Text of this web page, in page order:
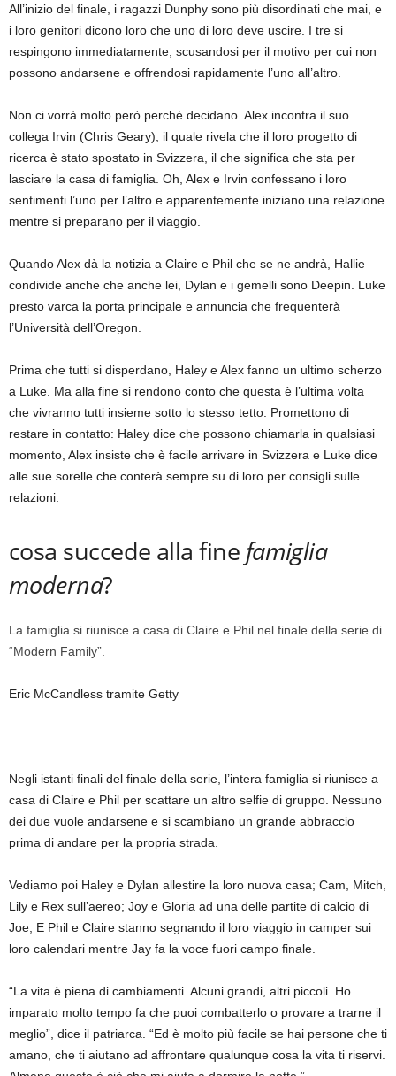
All’inizio del finale, i ragazzi Dunphy sono più disordinati che mai, e
i loro genitori dicono loro che uno di loro deve uscire. I tre si
respingono immediatamente, scusandosi per il motivo per cui non
possono andarsene e offrendosi rapidamente l’uno all’altro.
Non ci vorrà molto però perché decidano. Alex incontra il suo
collega Irvin (Chris Geary), il quale rivela che il loro progetto di
ricerca è stato spostato in Svizzera, il che significa che sta per
lasciare la casa di famiglia. Oh, Alex e Irvin confessano i loro
sentimenti l’uno per l’altro e apparentemente iniziano una relazione
mentre si preparano per il viaggio.
Quando Alex dà la notizia a Claire e Phil che se ne andrà, Hallie
condivide anche che anche lei, Dylan e i gemelli sono Deepin. Luke
presto varca la porta principale e annuncia che frequenterà
l’Università dell’Oregon.
Prima che tutti si disperdano, Haley e Alex fanno un ultimo scherzo
a Luke. Ma alla fine si rendono conto che questa è l’ultima volta
che vivranno tutti insieme sotto lo stesso tetto. Promettono di
restare in contatto: Haley dice che possono chiamarla in qualsiasi
momento, Alex insiste che è facile arrivare in Svizzera e Luke dice
alle sue sorelle che conterà sempre su di loro per consigli sulle
relazioni.
cosa succede alla fine famiglia
moderna?
La famiglia si riunisce a casa di Claire e Phil nel finale della serie di
“Modern Family”.
Eric McCandless tramite Getty
Negli istanti finali del finale della serie, l’intera famiglia si riunisce a
casa di Claire e Phil per scattare un altro selfie di gruppo. Nessuno
dei due vuole andarsene e si scambiano un grande abbraccio
prima di andare per la propria strada.
Vediamo poi Haley e Dylan allestire la loro nuova casa; Cam, Mitch,
Lily e Rex sull’aereo; Joy e Gloria ad una delle partite di calcio di
Joe; E Phil e Claire stanno segnando il loro viaggio in camper sui
loro calendari mentre Jay fa la voce fuori campo finale.
“La vita è piena di cambiamenti. Alcuni grandi, altri piccoli. Ho
imparato molto tempo fa che puoi combatterlo o provare a trarne il
meglio”, dice il patriarca. “Ed è molto più facile se hai persone che ti
amano, che ti aiutano ad affrontare qualunque cosa la vita ti riservi.